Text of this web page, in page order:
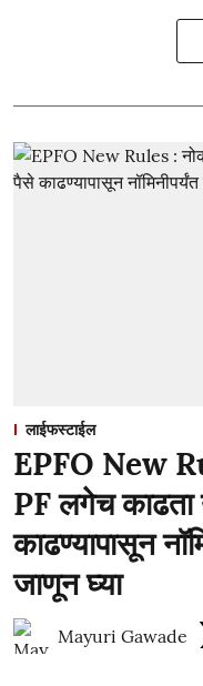
लाईफस्टाईल
EPFO New
PF लगेच काढता
काढण्यापासून
जाणून घ्या
Mayuri Gawade